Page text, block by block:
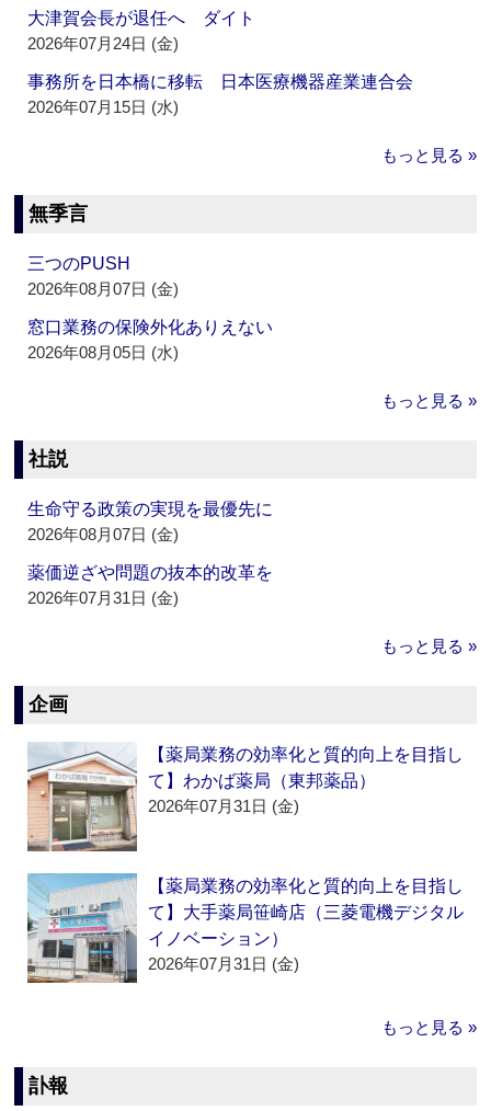
大津賀会長が退任へ ダイト
2026年07月24日 (金)
事務所を日本橋に移転 日本医療機器産業連合会
2026年07月15日 (水)
もっと見る »
無季言
三つのPUSH
2026年08月07日 (金)
窓口業務の保険外化ありえない
2026年08月05日 (水)
もっと見る »
社説
生命守る政策の実現を最優先に
2026年08月07日 (金)
薬価逆ざや問題の抜本的改革を
2026年07月31日 (金)
もっと見る »
企画
【薬局業務の効率化と質的向上を目指し
て】わかば薬局（東邦薬品）
2026年07月31日 (金)
【薬局業務の効率化と質的向上を目指し
て】大手薬局笹崎店（三菱電機デジタル
イノベーション）
2026年07月31日 (金)
もっと見る »
訃報